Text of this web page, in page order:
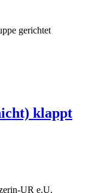
klappt